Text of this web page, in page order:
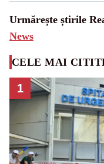
Urmărește știrile
News
CELE MAI
1